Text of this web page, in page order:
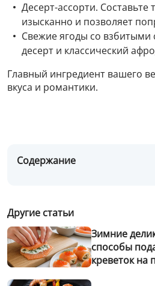
Десерт-ассорти.
изысканно и позволяет
Свежие ягоды со
десерт и классический
Главный ингредиент вашего
вкуса и романтики.
Содержание
Другие статьи
Зимние
способы
креветок на